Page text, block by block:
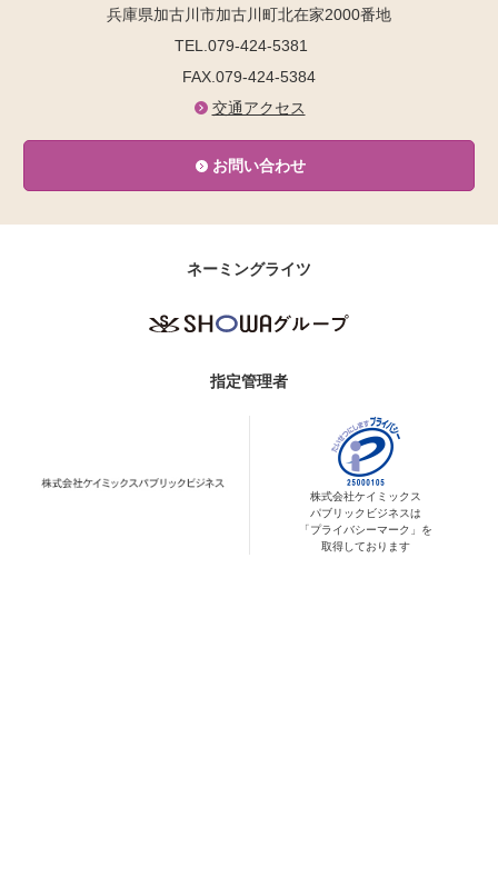
兵庫県加古川市加古川町北在家2000番地
TEL.079-424-5381
FAX.079-424-5384
交通アクセス
お問い合わせ
ネーミングライツ
指定管理者
株式会社ケイミックス
パブリックビジネスは
「プライバシーマーク」を
取得しております